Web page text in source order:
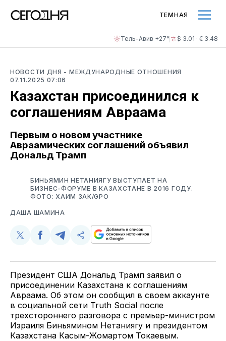
Тель-Авив +27° $ 3.01 · € 3.48
ТЕМНАЯ
НОВОСТИ ДНЯ - МЕЖДУНАРОДНЫЕ ОТНОШЕНИЯ
07.11.2025 07:06
Казахстан присоединился к
соглашениям Авраама
Первым о новом участнике
Авраамических соглашений объявил
Дональд Трамп
БИНЬЯМИН НЕТАНИЯГУ ВЫСТУПАЕТ НА
БИЗНЕС-ФОРУМЕ В КАЗАХСТАНЕ В 2016 ГОДУ.
ФОТО: ХАИМ ЗАК/GPO
ДАША ШАМИНА
Поделиться
Twitter
Поделиться
Facebook
Поделиться
Telegram
Скопируйте
поделитесь
ссылкой
Президент США Дональд Трамп заявил о
присоединении Казахстана к соглашениям
Авраама. Об этом он сообщил в своем аккаунте
в социальной сети Truth Social после
трехстороннего разговора с премьер-министром
Израиля Биньямином Нетаниягу и президентом
Казахстана Касым-Жомартом Токаевым.